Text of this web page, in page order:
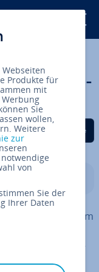
teilen
teilen
Auf LinkedIn
Größe erreicht,
System in seinem
den
haben, setzen Un­
Ein gutes
Produkte für
mit
Sie
wollen,
Weitere
zur
von
Sie der
Ihrer Daten